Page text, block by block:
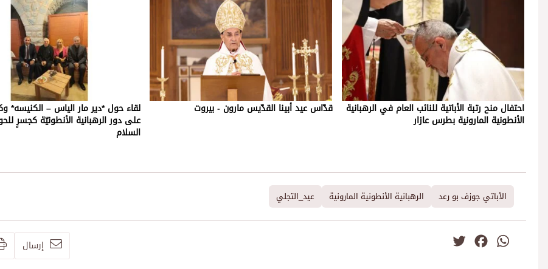
احتفال منح رتبة الأباتية للنائب العام في الرهبانية
الأنطونية المارونية بطرس عازار
قدّاس عيد أبينا القدّيس مارون - بيروت لقاء حول *دير مار الياس – الكنيسه*
على دور الرهبانية الأنطونيّة كجسرٍ
السلام
الأباتي جوزف بو رعد الرهبانية الأنطونية المارونية عيد_التجلي
WhatsApp
Facebook إرسال